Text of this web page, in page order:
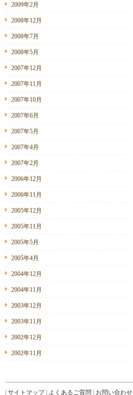
2009年2月
2008年12月
2008年7月
2008年5月
2007年12月
2007年11月
2007年10月
2007年6月
2007年5月
2007年4月
2007年2月
2006年12月
2006年11月
2005年12月
2005年11月
2005年5月
2005年4月
2004年12月
2004年11月
2003年12月
2003年11月
2002年12月
2002年11月
サイトマップ| よくあるご質問 お問い合わせ